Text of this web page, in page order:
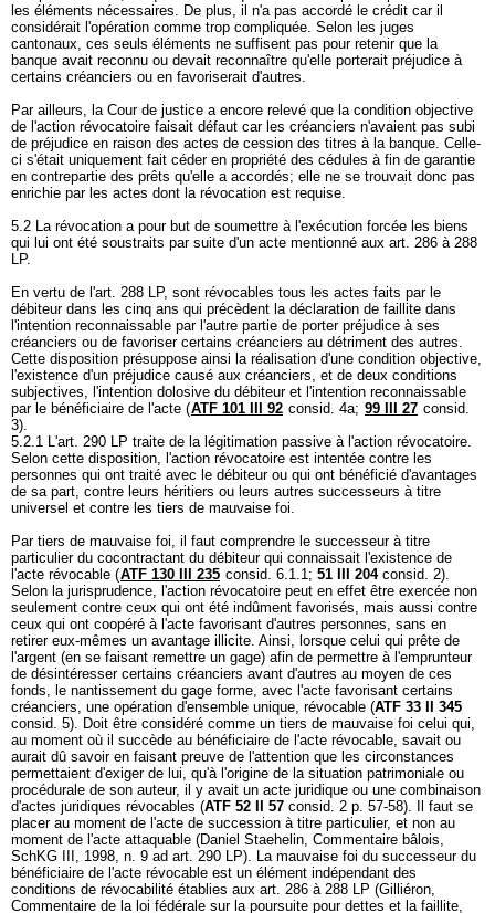
les éléments nécessaires. De plus, il n'a pas accordé le crédit car il
considérait l'opération comme trop compliquée. Selon les juges
cantonaux, ces seuls éléments ne suffisent pas pour retenir que la
banque avait reconnu ou devait reconnaître qu'elle porterait préjudice à
certains créanciers ou en favoriserait d'autres.
Par ailleurs, la Cour de justice a encore relevé que la condition objective
de l'action révocatoire faisait défaut car les créanciers n'avaient pas subi
de préjudice en raison des actes de cession des titres à la banque. Celle-
ci s'était uniquement fait céder en propriété des cédules à fin de garantie
en contrepartie des prêts qu'elle a accordés; elle ne se trouvait donc pas
enrichie par les actes dont la révocation est requise.
5.2 La révocation a pour but de soumettre à l'exécution forcée les biens
qui lui ont été soustraits par suite d'un acte mentionné aux art. 286 à 288
LP.
En vertu de l'art. 288 LP, sont révocables tous les actes faits par le
débiteur dans les cinq ans qui précèdent la déclaration de faillite dans
l'intention reconnaissable par l'autre partie de porter préjudice à ses
créanciers ou de favoriser certains créanciers au détriment des autres.
Cette disposition présuppose ainsi la réalisation d'une condition objective,
l'existence d'un préjudice causé aux créanciers, et de deux conditions
subjectives, l'intention dolosive du débiteur et l'intention reconnaissable
par le bénéficiaire de l'acte (ATF 101 III 92 consid. 4a; 99 III 27 consid.
3).
5.2.1 L'art. 290 LP traite de la légitimation passive à l'action révocatoire.
Selon cette disposition, l'action révocatoire est intentée contre les
personnes qui ont traité avec le débiteur ou qui ont bénéficié d'avantages
de sa part, contre leurs héritiers ou leurs autres successeurs à titre
universel et contre les tiers de mauvaise foi.
Par tiers de mauvaise foi, il faut comprendre le successeur à titre
particulier du cocontractant du débiteur qui connaissait l'existence de
l'acte révocable (ATF 130 III 235 consid. 6.1.1; 51 III 204consid. 2).
Selon la jurisprudence, l'action révocatoire peut en effet être exercée non
seulement contre ceux qui ont été indûment favorisés, mais aussi contre
ceux qui ont coopéré à l'acte favorisant d'autres personnes, sans en
retirer eux-mêmes un avantage illicite. Ainsi, lorsque celui qui prête de
l'argent (en se faisant remettre un gage) afin de permettre à l'emprunteur
de désintéresser certains créanciers avant d'autres au moyen de ces
fonds, le nantissement du gage forme, avec l'acte favorisant certains
créanciers, une opération d'ensemble unique, révocable (ATF 33 II 345
consid. 5). Doit être considéré comme un tiers de mauvaise foi celui qui,
au moment où il succède au bénéficiaire de l'acte révocable, savait ou
aurait dû savoir en faisant preuve de l'attention que les circonstances
permettaient d'exiger de lui, qu'à l'origine de la situation patrimoniale ou
procédurale de son auteur, il y avait un acte juridique ou une combinaison
d'actes juridiques révocables (ATF 52 II 57 consid. 2 p. 57-58). Il faut se
placer au moment de l'acte de succession à titre particulier, et non au
moment de l'acte attaquable (Daniel Staehelin, Commentaire bâlois,
SchKG III, 1998, n. 9 ad art. 290 LP). La mauvaise foi du successeur du
bénéficiaire de l'acte révocable est un élément indépendant des
conditions de révocabilité établies aux art. 286 à 288 LP (Gilliéron,
Commentaire de la loi fédérale sur la poursuite pour dettes et la faillite,